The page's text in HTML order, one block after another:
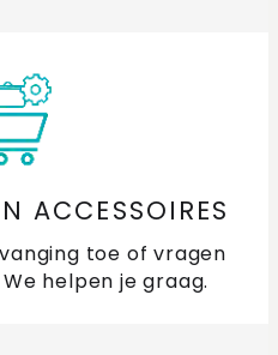
ACCESSOIRES
toe of vragen
helpen je graag.